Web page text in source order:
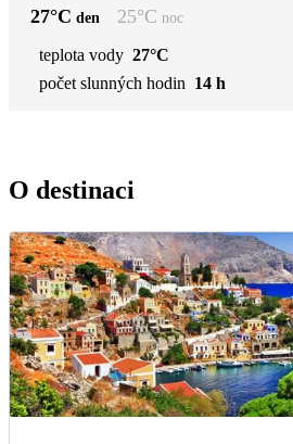
27°C den 25°C noc
teplota vody 27°C
počet slunných hodin 14 h
O destinaci